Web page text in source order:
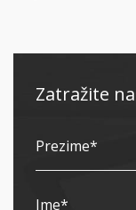
Zatražite